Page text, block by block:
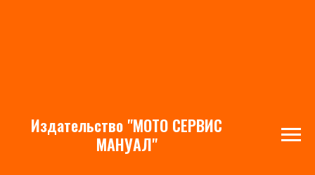
Издательство "МОТО СЕРВИС
МАНУАЛ"
Yamaha XJ900S Diversion